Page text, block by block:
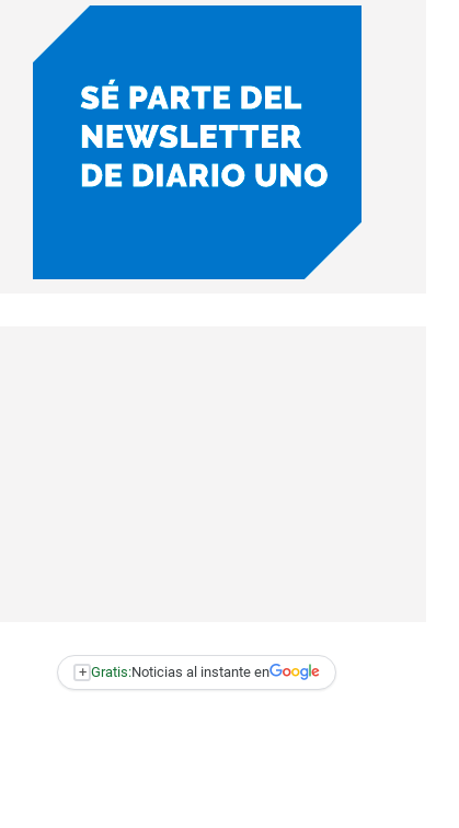
+ Gratis:Noticias al instante en